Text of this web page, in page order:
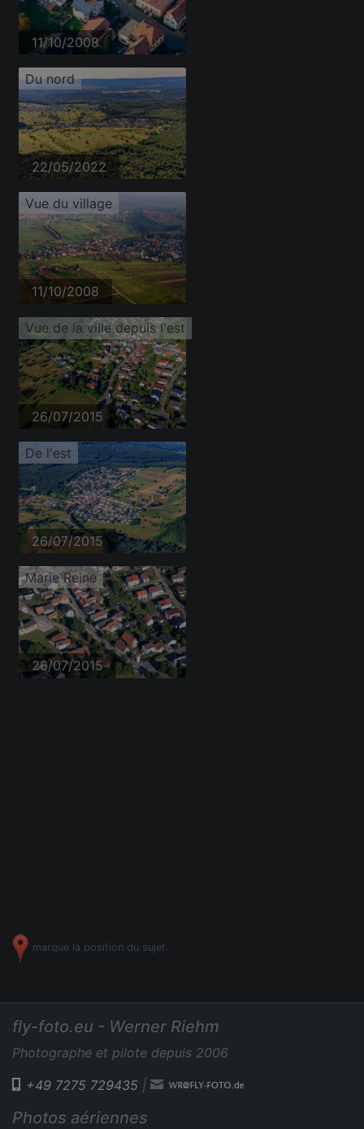
11/10/2008
Du nord
22/05/2022
Vue du village
11/10/2008
Vue de la ville depuis l'est
26/07/2015
De l'est
26/07/2015
Marie Reine
26/07/2015
marque la position du sujet.
fly-foto.eu - Werner Riehm
Photographe et pilote depuis 2006
+49 7275 729435 |
Photos aériennes